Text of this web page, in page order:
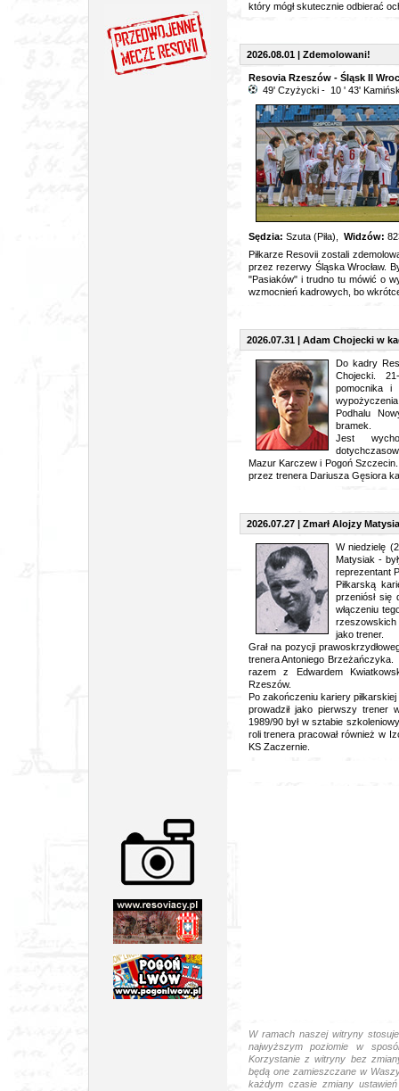
który mógł skutecznie odbierać
2026.08.01 | Zdemolowani!
Resovia Rzeszów - Śląsk II
49' Czyżycki - 10 ' 43'
Sędzia: Szuta (Piła), Widzów:
Piłkarze Resovii zostali
przez rezerwy Śląska Wrocław.
"Pasiaków" i trudno tu mówić o
wzmocnień kadrowych, bo
2026.07.31 | Adam Chojecki w
Do kadry
Chojecki.
pomocnika i
Podhalu
bramek.
Jest
Mazur Karczew i Pogoń
przez trenera Dariusza Gęsiora
2026.07.27 | Zmarł Alojzy
W niedzielę
Matysiak -
reprezentant
Piłkarską
przeniósł się
włączeniu
jako trener.
Grał na pozycji
trenera Antoniego
razem z Edwardem
Rzeszów.
Po zakończeniu kariery
prowadził jako pierwszy trener
1989/90 był w sztabie
roli trenera pracował również w
KS Zaczernie.
W ramach naszej witryny
najwyższym poziomie w
Korzystanie z witryny bez
będą one zamieszczane w
każdym czasie zmiany